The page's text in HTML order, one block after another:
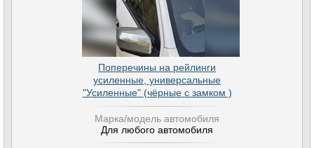
Поперечины на рейлинги
усиленные, универсальные
"Усиленные" (чёрные с замком )
Марка/модель автомобиля
Для любого автомобиля